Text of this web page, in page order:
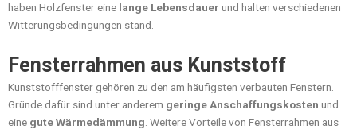
haben Holzfenster eine lange Lebensdauer und halten verschiedenen
Witterungsbedingungen stand.
Fensterrahmen aus Kunststoff
Kunststofffenster gehören zu den am häufigsten verbauten Fenstern.
Gründe dafür sind unter anderem geringe Anschaffungskosten und
eine gute Wärmedämmung . Weitere Vorteile von Fensterrahmen aus